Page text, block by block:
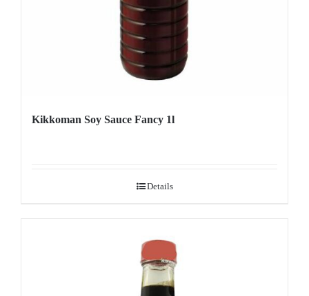
Kikkoman Soy Sauce Fancy 1l
Details